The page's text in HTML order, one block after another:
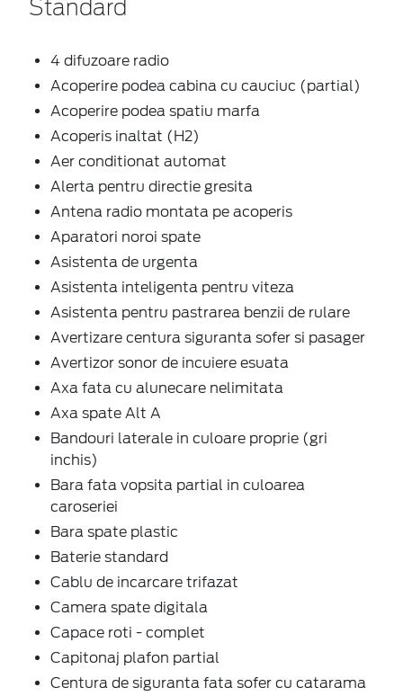
Standard
4 difuzoare radio
Acoperire podea cabina cu cauciuc (partial)
Acoperire podea spatiu marfa
Acoperis inaltat (H2)
Aer conditionat automat
Alerta pentru directie gresita
Antena radio montata pe acoperis
Aparatori noroi spate
Asistenta de urgenta
Asistenta inteligenta pentru viteza
Asistenta pentru pastrarea benzii de rulare
Avertizare centura siguranta sofer si pasager
Avertizor sonor de incuiere esuata
Axa fata cu alunecare nelimitata
Axa spate Alt A
Bandouri laterale in culoare proprie (gri
inchis)
Bara fata vopsita partial in culoarea
caroseriei
Bara spate plastic
Baterie standard
Cablu de incarcare trifazat
Camera spate digitala
Capace roti - complet
Capitonaj plafon partial
Centura de siguranta fata sofer cu catarama